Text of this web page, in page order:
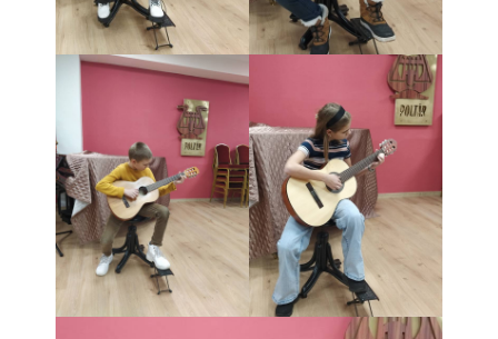
- Informácia pre uchádzača o zamestnanie
- Termíny školských prázdnin
Projekty
- Talentík
- Pódium mladých umelcov
- Cesta za umením
- Projekt Zuška do uška